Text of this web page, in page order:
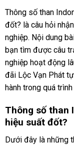
Thông số than
đốt? là câu hỏi
nghiệp. Nội dung
bạn tìm được câu
nghiệp hoạt động
đãi Lộc Vạn Phát
hành trong quá
Thông số than
hiệu suất đốt?
Dưới đây là những